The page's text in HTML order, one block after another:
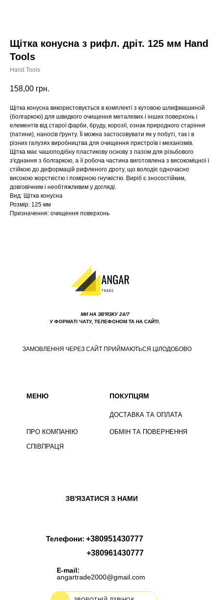
Щітка конусна з рифл. дріт. 125 мм Hand
Tools
Hand Tools
158,00 грн.
Щітка конусна використовується в комплекті з кутовою шлифмашиной
(болгаркою) для швидкого очищення металевих і інших поверхонь і
елементів від старої фарби, бруду, корозії, ознак природного старіння
(патини), наносів ґрунту. Її можна застосовувати як у побуті, так і в
різних галузях виробництва для очищення пристроїв і механізмів.
Щітка має чашоподібну пластикову основу з пазом для різьбового
з'єднання з болгаркою, а її робоча частина виготовлена з високоміцної і
стійкою до деформацій рифленого дроту, що володіє одночасно
високою жорсткістю і помірною гнучкістю. Виріб є зносостійким,
довговічним і необтяжливим у догляді.
Вид: Щітка конусна
Розмір: 125 мм
Призначення: очищення поверхонь
ПРО КОМПАНІЮ
СПІВПРАЦЯ
ДОСТАВКА ТА ОПЛАТА
ОБМІН ТА ПОВЕРНЕННЯ
ПОКУПЦЯМ
МИ НА ЗВ'ЯЗКУ 24/7
У ФОРМАТІ ЧАТУ, ТЕЛЕФОНОМ ТА НА САЙТІ.
ЗВ'ЯЗАТИСЯ З НАМИ
Телефони:
МЕНЮ
E-mail:
angartrade2000@gmail.com
ЗАМОВЛЕННЯ ЧЕРЕЗ САЙТ ПРИЙМАЮТЬСЯ ЦІЛОДОБОВО
+380951430777
+380961430777